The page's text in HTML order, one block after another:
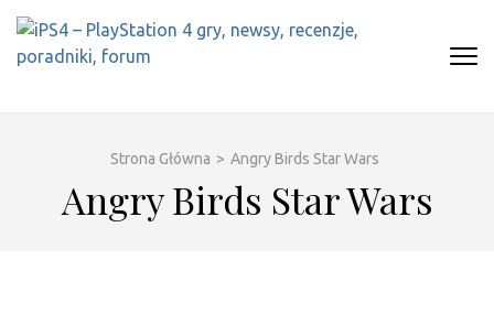
Skip
content
FORUMStrona Główna > Angry Birds Star Wars
Angry Birds Star Wars